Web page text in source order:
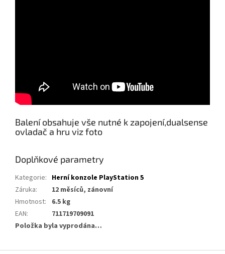
Balení obsahuje vše nutné k zapojení,dualsense
ovladač a hru viz foto
Doplňkové parametry
Kategorie: Herní konzole PlayStation 5
Záruka:
12 měsíců, zánovní
Hmotnost:
6.5 kg
EAN:
711719709091
Položka byla vyprodána…